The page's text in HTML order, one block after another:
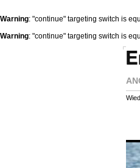
Warning: "continue" targeting switch is
Warning: "continue" targeting switch is